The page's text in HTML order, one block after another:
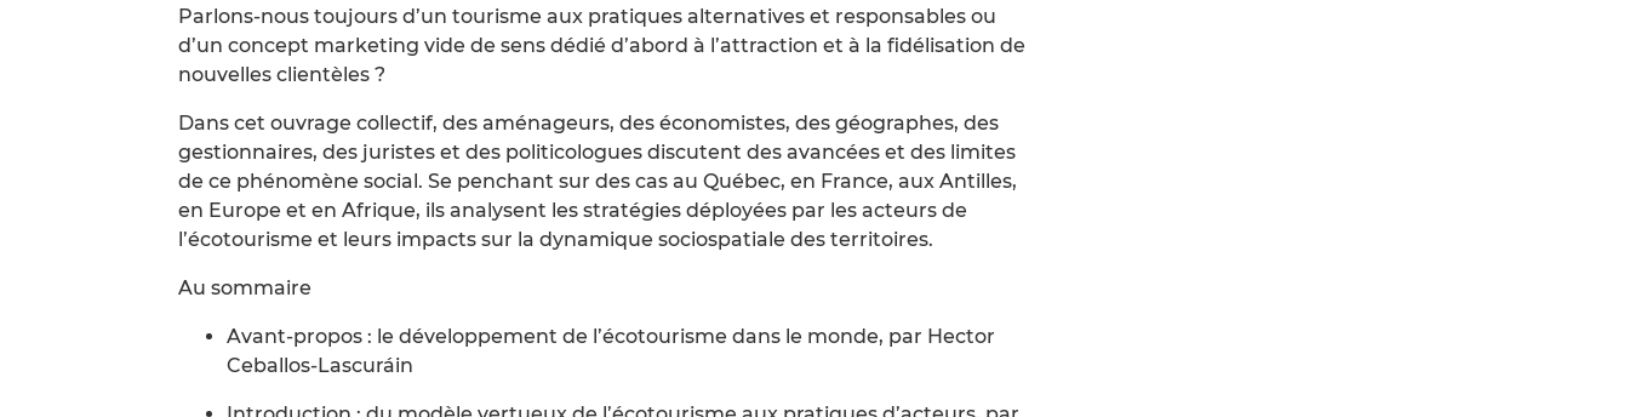
Parlons-nous toujours d’un tourisme aux pratiques alternatives et responsables ou
d’un concept marketing vide de sens dédié d’abord à l’attraction et à la fidélisation de
nouvelles clientèles ?
Dans cet ouvrage collectif, des aménageurs, des économistes, des géographes, des
gestionnaires, des juristes et des politicologues discutent des avancées et des limites
de ce phénomène social. Se penchant sur des cas au Québec, en France, aux Antilles,
en Europe et en Afrique, ils analysent les stratégies déployées par les acteurs de
l’écotourisme et leurs impacts sur la dynamique sociospatiale des territoires.
Au sommaire
Avant-propos : le développement de l’écotourisme dans le monde, par Hector
Ceballos-Lascuráin